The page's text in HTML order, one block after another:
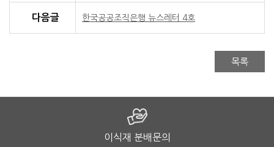
다음글 한국공공조직은행 뉴스레터 4호
목록
이식재 분배문의